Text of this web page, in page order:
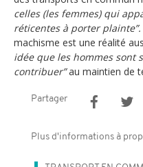
celles (les femmes) qui
réticentes à porter plainte”.
machisme est une réalité
idée que les hommes sont
contribuer”au maintien de
Partager
Plus d'informations à